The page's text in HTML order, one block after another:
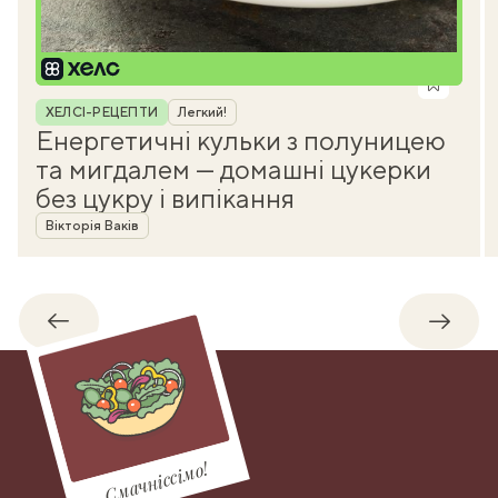
Рубрика
ХЕЛСІ-РЕЦЕПТИ Легкий!
Енергетичні кульки з полуницею
та мигдалем — домашні цукерки
без цукру і випікання
Автор
Вікторія Ваків
Назад
Смачніссімо!